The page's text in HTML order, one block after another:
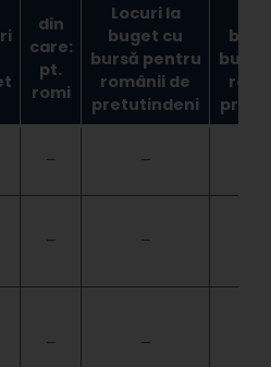
din
care:
pt.
romi
Locuri la
buget cu
bursă pentru
românii de
pretutindeni
– –
– –
– –